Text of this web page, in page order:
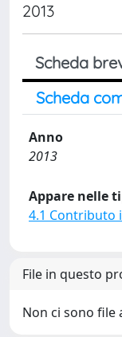
2013
Scheda
Scheda
Anno
2013
Appare nelle
4.1 Contributo
File in questo
Non ci sono file